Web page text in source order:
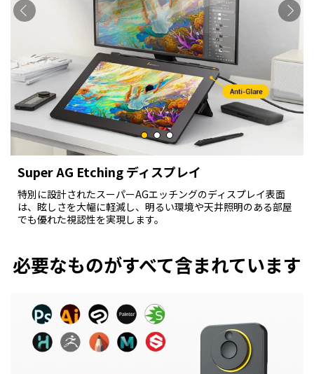
Super AG Etching ディスプレイ
特別に設計されたスーパーAGエッチングのディスプレイ表面
は、眩しさを大幅に軽減し、明るい環境や天井照明のある部屋
でも優れた視認性を実現します。
必要なものがすべて含まれています